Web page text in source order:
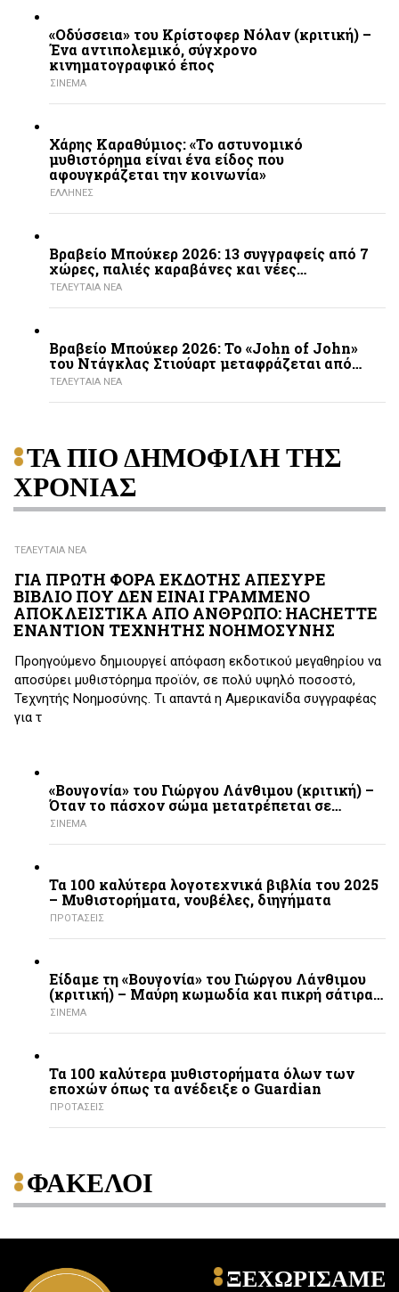
«Οδύσσεια» του Κρίστοφερ Νόλαν (κριτική) –
Ένα αντιπολεμικό, σύγχρονο
κινηματογραφικό έπος
ΣΙΝΕΜΑ
Χάρης Καραθύμιος: «Το αστυνομικό
μυθιστόρημα είναι ένα είδος που
αφουγκράζεται την κοινωνία»
ΕΛΛΗΝΕΣ
Βραβείο Μπούκερ 2026: 13 συγγραφείς από 7
χώρες, παλιές καραβάνες και νέες…
ΤΕΛΕΥΤΑΙΑ ΝΕΑ
Βραβείο Μπούκερ 2026: Το «John of John»
του Ντάγκλας Στιούαρτ μεταφράζεται από…
ΤΕΛΕΥΤΑΙΑ ΝΕΑ
ΤΑ ΠΙΟ ΔΗΜΟΦΙΛΗ ΤΗΣ
ΧΡΟΝΙΑΣ
ΤΕΛΕΥΤΑΙΑ ΝΕΑ
ΓΙΑ ΠΡΩΤΗ ΦΟΡΑ ΕΚΔΟΤΗΣ ΑΠΕΣΥΡΕ
ΒΙΒΛΙΟ ΠΟΥ ΔΕΝ ΕΙΝΑΙ ΓΡΑΜΜΕΝΟ
ΑΠΟΚΛΕΙΣΤΙΚΑ ΑΠΟ ΑΝΘΡΩΠΟ: HACHETTE
ΕΝΑΝΤΙΟΝ ΤΕΧΝΗΤΗΣ ΝΟΗΜΟΣΥΝΗΣ
Προηγούμενο δημιουργεί απόφαση εκδοτικού μεγαθηρίου να
αποσύρει μυθιστόρημα προϊόν, σε πολύ υψηλό ποσοστό,
Τεχνητής Νοημοσύνης. Τι απαντά η Αμερικανίδα συγγραφέας
για τ
«Βουγονία» του Γιώργου Λάνθιμου (κριτική) –
Όταν το πάσχον σώμα μετατρέπεται σε…
ΣΙΝΕΜΑ
Τα 100 καλύτερα λογοτεχνικά βιβλία του 2025
– Mυθιστορήματα, νουβέλες, διηγήματα
ΠΡΟΤΑΣΕΙΣ
Είδαμε τη «Βουγονία» του Γιώργου Λάνθιμου
(κριτική) – Μαύρη κωμωδία και πικρή σάτιρα…
ΣΙΝΕΜΑ
Τα 100 καλύτερα μυθιστορήματα όλων των
εποχών όπως τα ανέδειξε ο Guardian
ΠΡΟΤΑΣΕΙΣ
ΦΑΚΕΛΟΙ
ΞΕΧΩΡΙΣΑΜΕ